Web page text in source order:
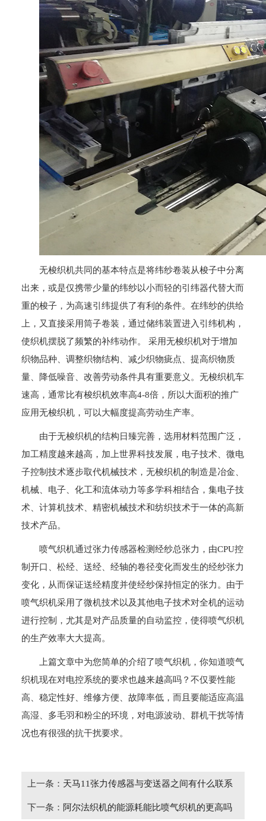
无梭织机共同的基本特点是将纬纱卷装从梭子中分离
出来，或是仅携带少量的纬纱以小而轻的引纬器代替大而
重的梭子，为高速引纬提供了有利的条件。在纬纱的供给
上，又直接采用筒子卷装，通过储纬装置进入引纬机构，
使织机摆脱了频繁的补纬动作。 采用无梭织机对于增加
织物品种、调整织物结构、减少织物疵点、提高织物质
量、降低噪音、改善劳动条件具有重要意义。无梭织机车
速高，通常比有梭织机效率高4-8倍，所以大面积的推广
应用无梭织机，可以大幅度提高劳动生产率。
由于无梭织机的结构日臻完善，选用材料范围广泛，
加工精度越来越高，加上世界科技发展，电子技术、微电
子控制技术逐步取代机械技术，无梭织机的制造是冶金、
机械、电子、化工和流体动力等多学科相结合，集电子技
术、计算机技术、精密机械技术和纺织技术于一体的高新
技术产品。
喷气织机通过张力传感器检测经纱总张力，由CPU控
制开口、松经、送经、经轴的卷径变化而发生的经纱张力
变化，从而保证送经精度并使经纱保持恒定的张力。由于
喷气织机采用了微机技术以及其他电子技术对全机的运动
进行控制，尤其是对产品质量的自动监控，使得喷气织机
的生产效率大大提高。
上篇文章中为您简单的介绍了喷气织机，你知道喷气
织机现在对电控系统的要求也越来越高吗？不仅要性能
高、稳定性好、维修方便、故障率低，而且要能适应高温
高湿、多毛羽和粉尘的环境，对电源波动、群机干扰等情
况也有很强的抗干扰要求。
上一条： 天马11张力传感器与变送器之间有什么联系
下一条： 阿尔法织机的能源耗能比喷气织机的更高吗